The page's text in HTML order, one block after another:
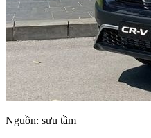
Nguồn: sưu tầm